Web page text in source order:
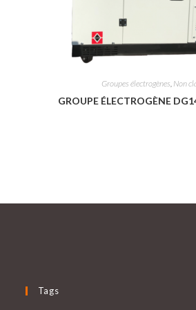
Groupes électrogènes, Non
GROUPE ÉLECTROGÈNE
Tags